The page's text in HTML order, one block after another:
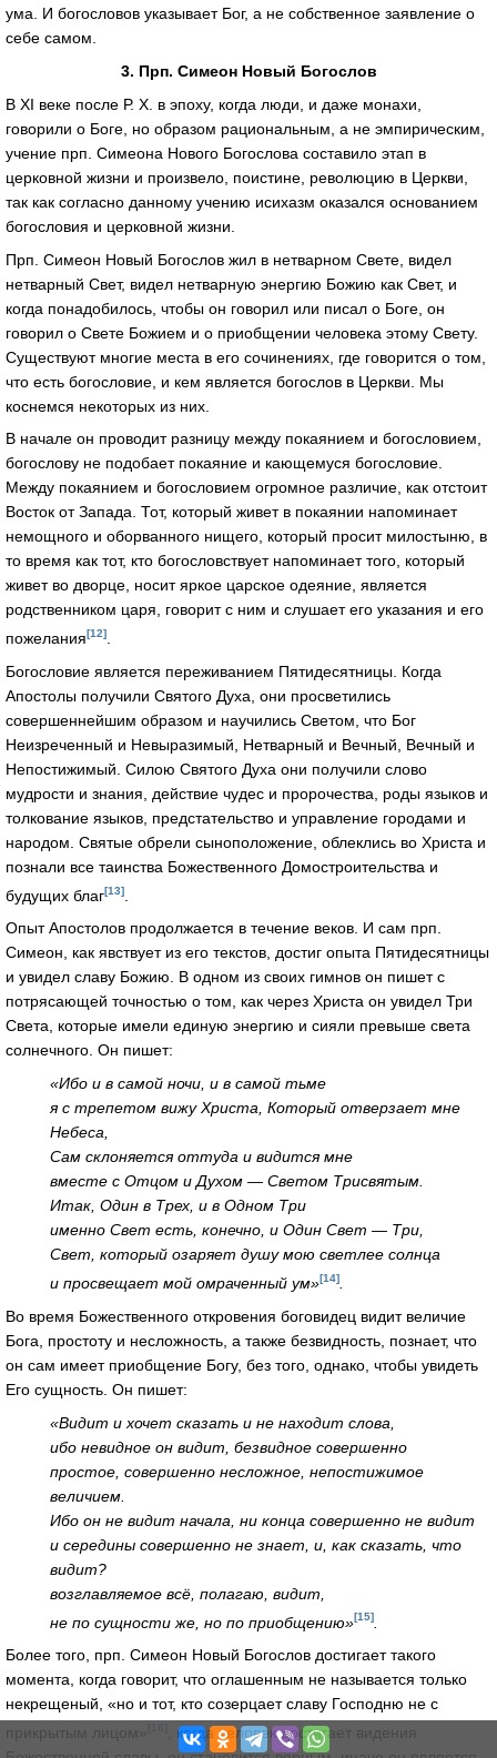
ума. И богословов указывает Бог, а не собственное заявление о
себе самом.
3. Прп. Симеон Новый Богослов
В XI веке после Р. Х. в эпоху, когда люди, и даже монахи,
говорили о Боге, но образом рациональным, а не эмпирическим,
учение прп. Симеона Нового Богослова составило этап в
церковной жизни и произвело, поистине, революцию в Церкви,
так как согласно данному учению исихазм оказался основанием
богословия и церковной жизни.
Прп. Симеон Новый Богослов жил в нетварном Свете, видел
нетварный Свет, видел нетварную энергию Божию как Свет, и
когда понадобилось, чтобы он говорил или писал о Боге, он
говорил о Свете Божием и о приобщении человека этому Свету.
Существуют многие места в его сочинениях, где говорится о том,
что есть богословие, и кем является богослов в Церкви. Мы
коснемся некоторых из них.
В начале он проводит разницу между покаянием и богословием,
богослову не подобает покаяние и кающемуся богословие.
Между покаянием и богословием огромное различие, как отстоит
Восток от Запада. Тот, который живет в покаянии напоминает
немощного и оборванного нищего, который просит милостыню, в
то время как тот, кто богословствует напоминает того, который
живет во дворце, носит яркое царское одеяние, является
родственником царя, говорит с ним и слушает его указания и его
пожелания[12]
Богословие является переживанием Пятидесятницы. Когда
Апостолы получили Святого Духа, они просветились
совершеннейшим образом и научились Светом, что Бог
Неизреченный и Невыразимый, Нетварный и Вечный, Вечный и
Непостижимый. Силою Святого Духа они получили слово
мудрости и знания, действие чудес и пророчества, роды языков и
толкование языков, предстательство и управление городами и
народом. Святые обрели сыноположение, облеклись во Христа и
познали все таинства Божественного Домостроительства и
будущих благ[13]
Опыт Апостолов продолжается в течение веков. И сам прп.
Симеон, как явствует из его текстов, достиг опыта Пятидесятницы
и увидел славу Божию. В одном из своих гимнов он пишет с
потрясающей точностью о том, как через Христа он увидел Три
Света, которые имели единую энергию и сияли превыше света
солнечного. Он пишет:
«Ибо и в самой ночи, и в самой тьме
я с трепетом вижу Христа, Который отверзает мне
Небеса,
Сам склоняется оттуда и видится мне
вместе с Отцом и Духом — Светом Трисвятым.
Итак, Один в Трех, и в Одном Три
именно Свет есть, конечно, и Один Свет — Три,
Свет, который озаряет душу мою светлее солнца
и просвещает мой омраченный ум»[14]
Во время Божественного откровения боговидец видит величие
Бога, простоту и несложность, а также безвидность, познает, что
он сам имеет приобщение Богу, без того, однако, чтобы увидеть
Его сущность. Он пишет:
«Видит и хочет сказать и не находит слова,
ибо невидное он видит, безвидное совершенно
простое, совершенно несложное, непостижимое
величием.
Ибо он не видит начала, ни конца совершенно не видит
и середины совершенно не знает, и, как сказать, что
видит?
возглавляемое всё, полагаю, видит,
не по сущности же, но по приобщению»[15]
Более того, прп. Симеон Новый Богослов достигает такого
момента, когда говорит, что оглашенным не называется только
некрещеный, «но и тот, кто созерцает славу Господню не с
прикрытым лицом»
, когда человек достигает видения